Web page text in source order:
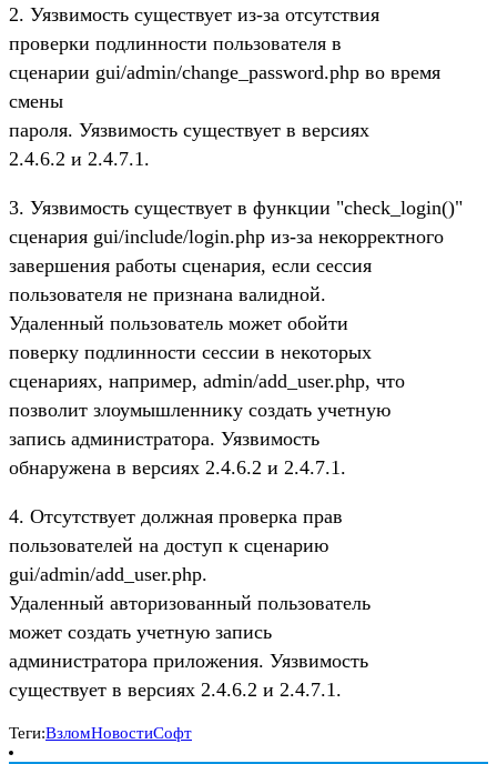
2. Уязвимость существует из-за отсутствия
проверки подлинности пользователя в
сценарии gui/admin/change_password.php во время
смены
пароля. Уязвимость существует в версиях
2.4.6.2 и 2.4.7.1.
3. Уязвимость существует в функции "check_login()"
сценария gui/include/login.php из-за некорректного
завершения работы сценария, если сессия
пользователя не признана валидной.
Удаленный пользователь может обойти
поверку подлинности сессии в некоторых
сценариях, например, admin/add_user.php, что
позволит злоумышленнику создать учетную
запись администратора. Уязвимость
обнаружена в версиях 2.4.6.2 и 2.4.7.1.
4. Отсутствует должная проверка прав
пользователей на доступ к сценарию
gui/admin/add_user.php.
Удаленный авторизованный пользователь
может создать учетную запись
администратора приложения. Уязвимость
существует в версиях 2.4.6.2 и 2.4.7.1.
Теги:ВзломНовостиСофт